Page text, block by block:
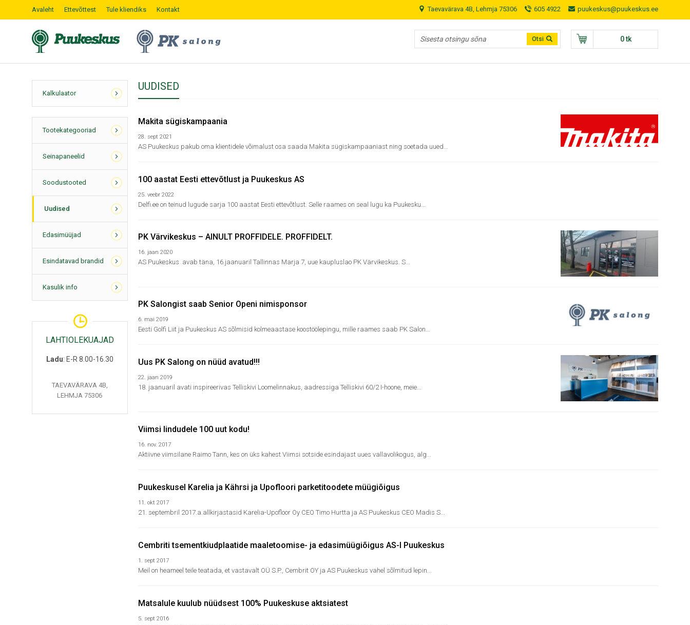
Avaleht Ettevõttest Tule kliendiks Kontakt puukeskus@puukeskus.ee
605 4922
Taevavärava 4B, Lehmja 75306
0 tk
Otsi
Kalkulaator
Tootekategooriad
Seinapaneelid
Soodustooted
Uudised
Edasimüüjad
Esindatavad brandid
Kasulik info
LAHTIOLEKUAJAD
Ladu: E-R 8.00-16.30
TAEVAVÄRAVA 4B,
LEHMJA 75306
UUDISED
Makita sügiskampaania
28. sept 2021
AS Puukeskus pakub oma klientidele võimalust osa saada Makita sügiskampaaniast ning soetada uued...
100 aastat Eesti ettevõtlust ja Puukeskus AS
25. veebr 2022
Delfi.ee on teinud lugude sarja 100 aastat Eesti ettevõtlust. Selle raames on seal lugu ka Puukesku...
PK Värvikeskus – AINULT PROFFIDELE. PROFFIDELT.
16. jaan 2020
AS Puukeskus avab täna, 16.jaanuaril Tallinnas Marja 7, uue kaupluslao PK Värvikeskus. S...
PK Salongist saab Senior Openi nimisponsor
6. mai 2019
Eesti Golfi Liit ja Puukeskus AS sõlmisid kolmeaastase koostöölepingu, mille raames saab PK Salon...
Uus PK Salong on nüüd avatud!!!
22. jaan 2019
18. jaanuaril avati inspireerivas Telliskivi Loomelinnakus, aadressiga Telliskivi 60/2 I-hoone, meie...
Viimsi lindudele 100 uut kodu!
16. nov. 2017
Aktiivne viimsilane Raimo Tann, kes on üks kahest Viimsi sotside esindajast uues vallavolikogus, alg...
Puukeskusel Karelia ja Kährsi ja Upofloori parketitoodete müügiõigus
11. okt 2017
21. septembril 2017.a.allkirjastasid Karelia-Upofloor Oy CEO Timo Hurtta ja AS Puukeskus CEO Madis S...
Cembriti tsementkiudplaatide maaletoomise- ja edasimüügiõigus AS-l Puukeskus
1. sept 2017
Meil on heameel teile teatada, et vastavalt OÜ S.P., Cembrit OY ja AS Puukeskus vahel sõlmitud lepin...
Matsalule kuulub nüüdsest 100% Puukeskuse aktsiatest
5. sept 2016